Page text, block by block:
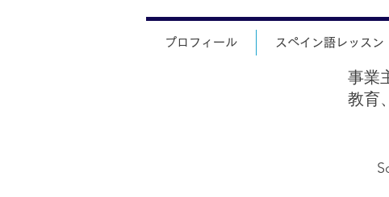
プロフィール スペイン語レッスン
事業
教育